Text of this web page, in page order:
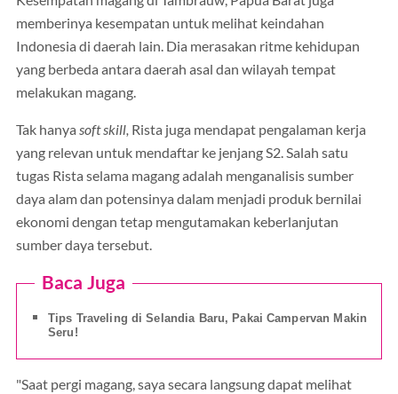
memberinya kesempatan untuk melihat keindahan
Indonesia di daerah lain. Dia merasakan ritme kehidupan
yang berbeda antara daerah asal dan wilayah tempat
melakukan magang.
Tak hanya soft skill, Rista juga mendapat pengalaman kerja
yang relevan untuk mendaftar ke jenjang S2. Salah satu
tugas Rista selama magang adalah menganalisis sumber
daya alam dan potensinya dalam menjadi produk bernilai
ekonomi dengan tetap mengutamakan keberlanjutan
sumber daya tersebut.
Baca Juga
Tips Traveling di Selandia Baru, Pakai Campervan Makin
Seru!
"Saat pergi magang, saya secara langsung dapat melihat